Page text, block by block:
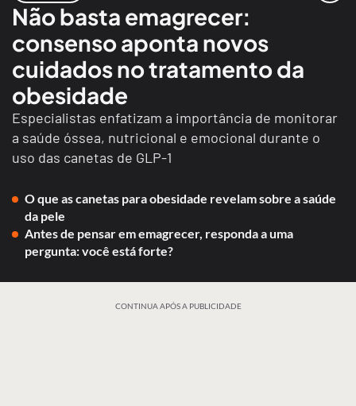
Não basta emagrecer:
consenso aponta novos
cuidados no tratamento da
obesidade
Especialistas enfatizam a importância de monitorar
a saúde óssea, nutricional e emocional durante o
uso das canetas de GLP-1
O que as canetas para obesidade revelam sobre a saúde
da pele
Antes de pensar em emagrecer, responda a uma
pergunta: você está forte?
CONTINUA APÓS A PUBLICIDADE